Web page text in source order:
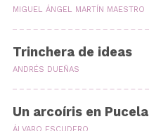
MIGUEL ÁNGEL MARTÍN MAESTRO
Trinchera de ideas
ANDRÉS DUEÑAS
Un arcoíris en Pucela